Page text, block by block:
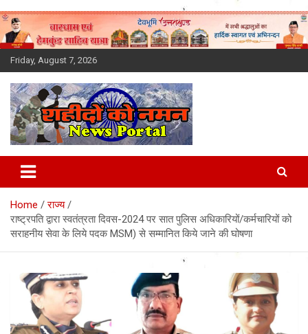
Skip
to
content
Friday, August 7, 2026
Latest News Today, Breaking
News, Uttarakhand News in
Hindi
Home
राज्य
राष्ट्रपति द्वारा स्वतंत्रता दिवस-2024 पर सात पुलिस अधिकारियों/कर्मचारियों को
सराहनीय सेवा के लिये पदक MSM) से सम्मानित किये जाने की घोषणा